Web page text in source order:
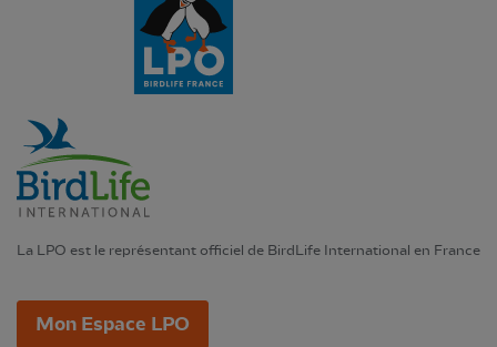
La LPO est le représentant officiel de BirdLife International en France
Mon Espace LPO